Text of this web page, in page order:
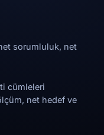
sorumluluk, net
cümleleri
net hedef ve